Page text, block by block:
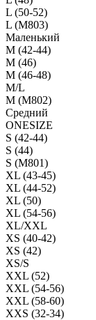
L (50-52)
L (M803)
Маленький
М (42-44)
M (46)
M (46-48)
M/L
M (M802)
Средний
ONESIZE
S (42-44)
S (44)
S (M801)
XL (43-45)
XL (44-52)
XL (50)
XL (54-56)
XL/XXL
XS (40-42)
XS (42)
XS/S
XXL (52)
XXL (54-56)
XXL (58-60)
XXS (32-34)